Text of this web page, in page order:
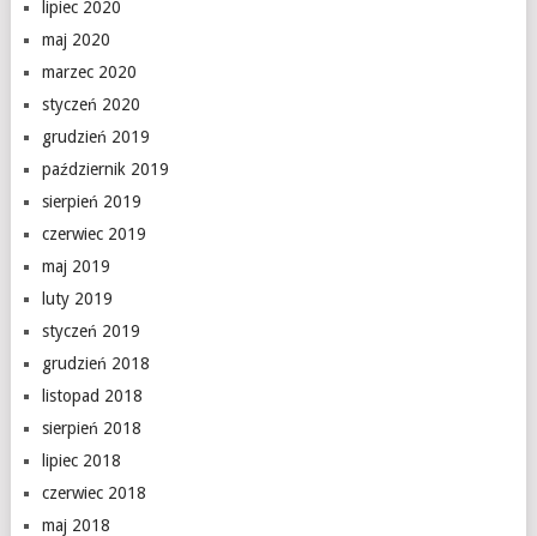
lipiec 2020
maj 2020
marzec 2020
styczeń 2020
grudzień 2019
październik 2019
sierpień 2019
czerwiec 2019
maj 2019
luty 2019
styczeń 2019
grudzień 2018
listopad 2018
sierpień 2018
lipiec 2018
czerwiec 2018
maj 2018